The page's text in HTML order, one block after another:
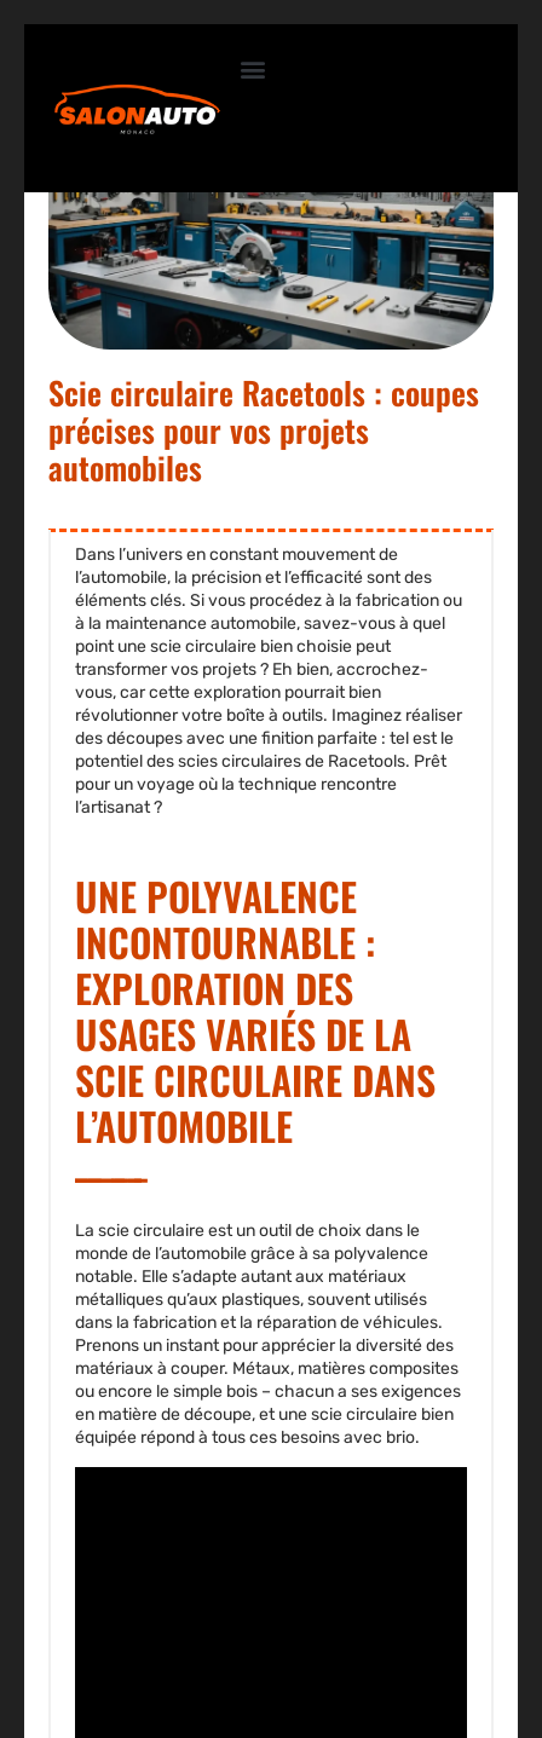
Scie circulaire Racetools : coupes
précises pour vos projets
automobiles
Dans l’univers en constant mouvement de
l’automobile, la précision et l’efficacité sont des
éléments clés. Si vous procédez à la fabrication ou
à la maintenance automobile, savez-vous à quel
point une scie circulaire bien choisie peut
transformer vos projets ? Eh bien, accrochez-
vous, car cette exploration pourrait bien
révolutionner votre boîte à outils. Imaginez réaliser
des découpes avec une finition parfaite : tel est le
potentiel des scies circulaires de Racetools. Prêt
pour un voyage où la technique rencontre
l’artisanat ?
UNE POLYVALENCE
INCONTOURNABLE :
EXPLORATION DES
USAGES VARIÉS DE LA
SCIE CIRCULAIRE DANS
L’AUTOMOBILE
La scie circulaire est un outil de choix dans le
monde de l’automobile grâce à sa polyvalence
notable. Elle s’adapte autant aux matériaux
métalliques qu’aux plastiques, souvent utilisés
dans la fabrication et la réparation de véhicules.
Prenons un instant pour apprécier la diversité des
matériaux à couper. Métaux, matières composites
ou encore le simple bois – chacun a ses exigences
en matière de découpe, et une scie circulaire bien
équipée répond à tous ces besoins avec brio.